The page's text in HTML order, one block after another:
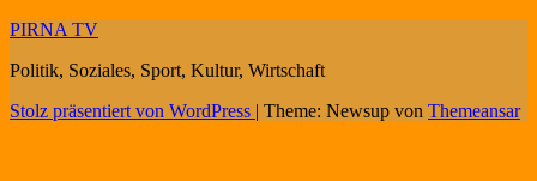
PIRNA TV
Politik, Soziales, Sport, Kultur, Wirtschaft
Stolz präsentiert von WordPress | Theme: Newsup von Themeansar